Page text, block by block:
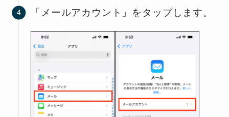
「メールアカウント」をタップします。